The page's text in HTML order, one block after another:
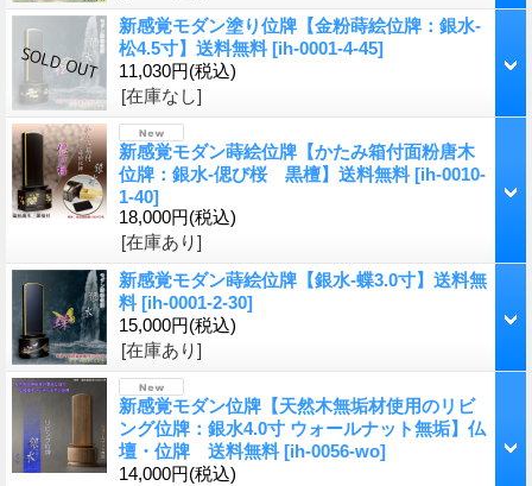
新感覚モダン塗り位牌【金粉蒔絵位牌：銀水-
松4.5寸】送料無料 [ih-0001-4-45]
11,030円(税込)
[在庫なし]
新感覚モダン蒔絵位牌【かたみ箱付面粉唐木
位牌：銀水-偲び桜 黒檀】送料無料 [ih-0010-
1-40]
18,000円(税込)
[在庫あり]
新感覚モダン蒔絵位牌【銀水-蝶3.0寸】送料無
料 [ih-0001-2-30]
15,000円(税込)
[在庫あり]
新感覚モダン位牌【天然木無垢材使用のリビ
ング位牌：銀水4.0寸 ウォールナット無垢】仏
壇・位牌 送料無料 [ih-0056-wo]
14,000円(税込)